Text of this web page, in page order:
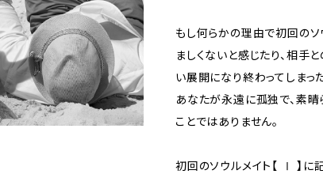
もし何らかの理由で初回の
ましくないと感じたり、相手
い展開になり終わってしまっ
あなたが永遠に孤独で、素
ことではありません。
初回のソウルメイト【 Ⅰ 】